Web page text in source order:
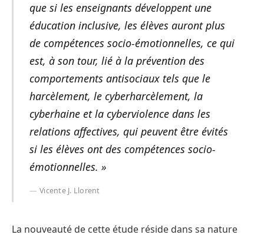
que si les enseignants développent une
éducation inclusive, les élèves auront plus
de compétences socio-émotionnelles, ce qui
est, à son tour, lié à la prévention des
comportements antisociaux tels que le
harcèlement, le cyberharcèlement, la
cyberhaine et la cyberviolence dans les
relations affectives, qui peuvent être évités
si les élèves ont des compétences socio-
émotionnelles. »
Vicente J. Llorent
La nouveauté de cette étude réside dans sa nature